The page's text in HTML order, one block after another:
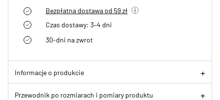
Bezpłatna dostawa od 59 zł
Czas dostawy: 3–4 dni
30-dni na zwrot
Informacje o produkcie
Przewodnik po rozmiarach i pomiary produktu